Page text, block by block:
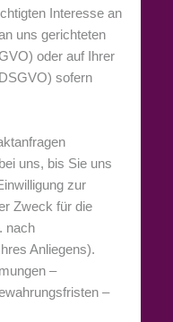
Interesse an
uns gerichteten
oder auf Ihrer
sofern
uns, bis Sie uns
zur
Zweck für die
nach
Anliegens).
–
–